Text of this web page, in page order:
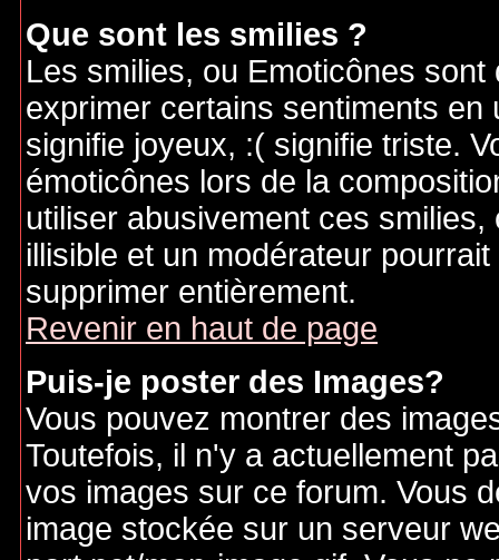
Que sont les smilies ?
Les smilies, ou Emoticônes
exprimer certains sentiments
signifie joyeux, :( signifie triste.
émoticônes lors de la
utiliser abusivement ces
illisible et un modérateur
supprimer entièrement.
Revenir en haut de page
Puis-je poster des Images?
Vous pouvez montrer des
Toutefois, il n'y a actuellement
vos images sur ce forum. Vous
image stockée sur un serveur